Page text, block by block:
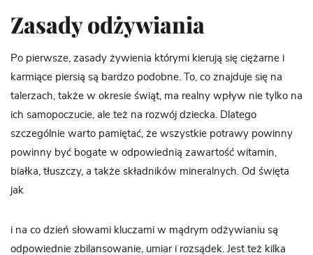
Zasady odżywiania
Po pierwsze, zasady żywienia którymi kierują się ciężarne i
karmiące piersią są bardzo podobne. To, co znajduje się na
talerzach, także w okresie świąt, ma realny wpływ nie tylko na
ich samopoczucie, ale też na rozwój dziecka. Dlatego
szczególnie warto pamiętać, że wszystkie potrawy powinny
powinny być bogate w odpowiednią zawartość witamin,
białka, tłuszczy, a także składników mineralnych. Od święta
jak
i na co dzień słowami kluczami w mądrym odżywianiu są
odpowiednie zbilansowanie, umiar i rozsądek. Jest też kilka